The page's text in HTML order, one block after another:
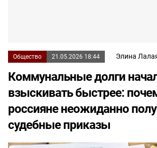
Общество 21.05.2026 18:44 Элина
Коммунальные долги
взыскивать быстрее:
россияне неожиданно
судебные приказы